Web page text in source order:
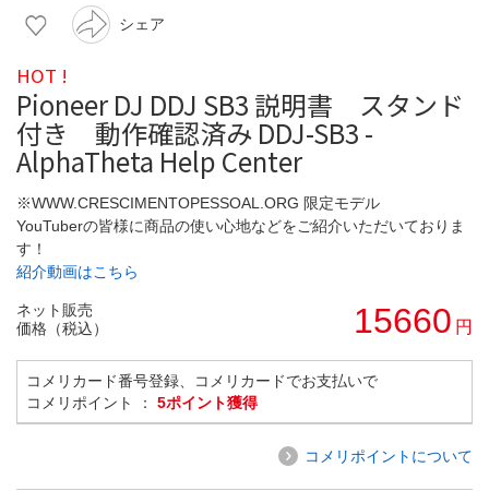
シェア
HOT !
Pioneer DJ DDJ SB3 説明書 スタンド
付き 動作確認済み DDJ-SB3 -
AlphaTheta Help Center
※WWW.CRESCIMENTOPESSOAL.ORG 限定モデル
YouTuberの皆様に商品の使い心地などをご紹介いただいておりま
す！
紹介動画はこちら
ネット販売
価格（税込）
15660 円
コメリカード番号登録、コメリカードでお支払いで
コメリポイント ： 5ポイント獲得
コメリポイントについて